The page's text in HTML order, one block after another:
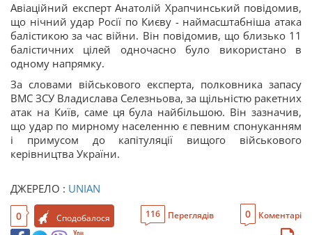
Авіаційний експерт Анатолій Храпчинський повідомив,
що нічний удар Росії по Києву - наймасштабніша атака
балістикою за час війни. Він повідомив, що близько 11
балістичних цілей одночасно було використано в
одному напрямку.
За словами військового експерта, полковника запасу
ВМС ЗСУ Владислава Селезньова, за щільністю ракетних
атак на Київ, саме ця була найбільшою. Він зазначив,
що удар по мирному населенню є певним спонуканням
і примусом до капітуляції вищого військового
керівництва України.
ДЖЕРЕЛО : UNIAN
0 Сподобалося 116 Переглядів 0 Коментарі